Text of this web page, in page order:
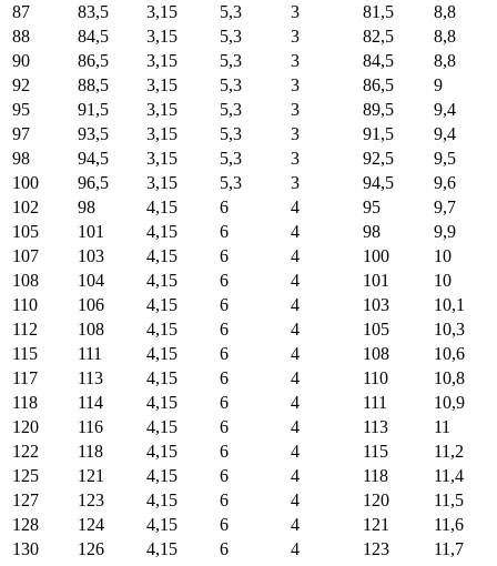
87
83,5 3,15 5,3 3 81,5
8,8
88
84,5 3,15 5,3 3 82,5
8,8
90
86,5 3,15 5,3 3 84,5
8,8
92
88,5 3,15 5,3 3 86,5
9
95
91,5 3,15 5,3 3 89,5
9,4
97
93,5 3,15 5,3 3 91,5
9,4
98
94,5 3,15 5,3 3 92,5
9,5
100
96,5 3,15 5,3 3 94,5
9,6
102
98 4,15 6 4 95
9,7
105
101 4,15 6 4 98
9,9
107
103 4,15 6 4 100
10
108
104 4,15 6 4 101
10
110
106 4,15 6 4 103
10,1
112
108 4,15 6 4 105
10,3
115
111 4,15 6 4 108
10,6
117
113 4,15 6 4 110
10,8
118
114 4,15 6 4 111
10,9
120
116 4,15 6 4 113
11
122
118 4,15 6 4 115
11,2
125
121 4,15 6 4 118
11,4
127
123 4,15 6 4 120
11,5
128
124 4,15 6 4 121
11,6
130
126 4,15 6 4 123
11,7